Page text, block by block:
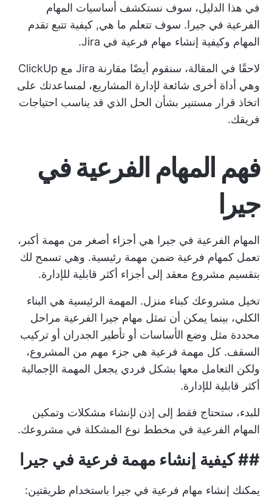
في هذا الدليل، سوف نستكشف أساسيات المهام
الفرعية في جيرا. سوف تتعلم ما هي, كيفية تتبع تقدم
المهام وكيفية إنشاء مهام فرعية في Jira.
لاحقًا في المقالة، سنقوم أيضًا مقارنة Jira مع ClickUp
وهي أداة أخرى شائعة لإدارة المشاريع، لمساعدتك على
اتخاذ قرار مستنير بشأن الحل الذي قد يناسب احتياجات
فريقك.
فهم المهام الفرعية في
جيرا
المهام الفرعية في جيرا هي أجزاء أصغر من مهمة أكبر،
تعمل كمهام فرعية ضمن مهمة رئيسية. وهي تسمح لك
بتقسيم مشروع معقد إلى أجزاء أكثر قابلية للإدارة.
تخيل مشروعك كبناء منزل. المهمة الرئيسية هي البناء
الكلي، بينما يمكن أن تمثل مهام جيرا الفرعية مراحل
محددة مثل وضع الأساسات أو تأطير الجدران أو تركيب
السقف. كل مهمة فرعية هي جزء مهم من المشروع،
ولكن التعامل معها بشكل فردي يجعل المهمة الإجمالية
أكثر قابلية للإدارة.
للبدء، ستحتاج فقط إلى إذن لإنشاء مشكلات وتمكين
المهام الفرعية في مخطط نوع المشكلة في مشروعك.
## كيفية إنشاء مهمة فرعية في جيرا
يمكنك إنشاء مهام فرعية في جيرا باستخدام طريقتين: